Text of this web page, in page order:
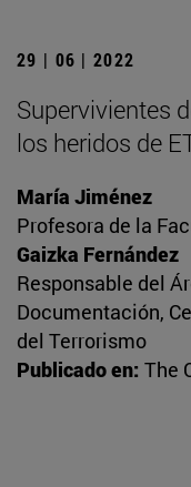
29 | 06 | 2022
Supervivientes
los heridos de
María Jiménez
Profesora de la
Gaizka Fernández
Responsable del
Documentación,
del Terrorismo
Publicado en: The